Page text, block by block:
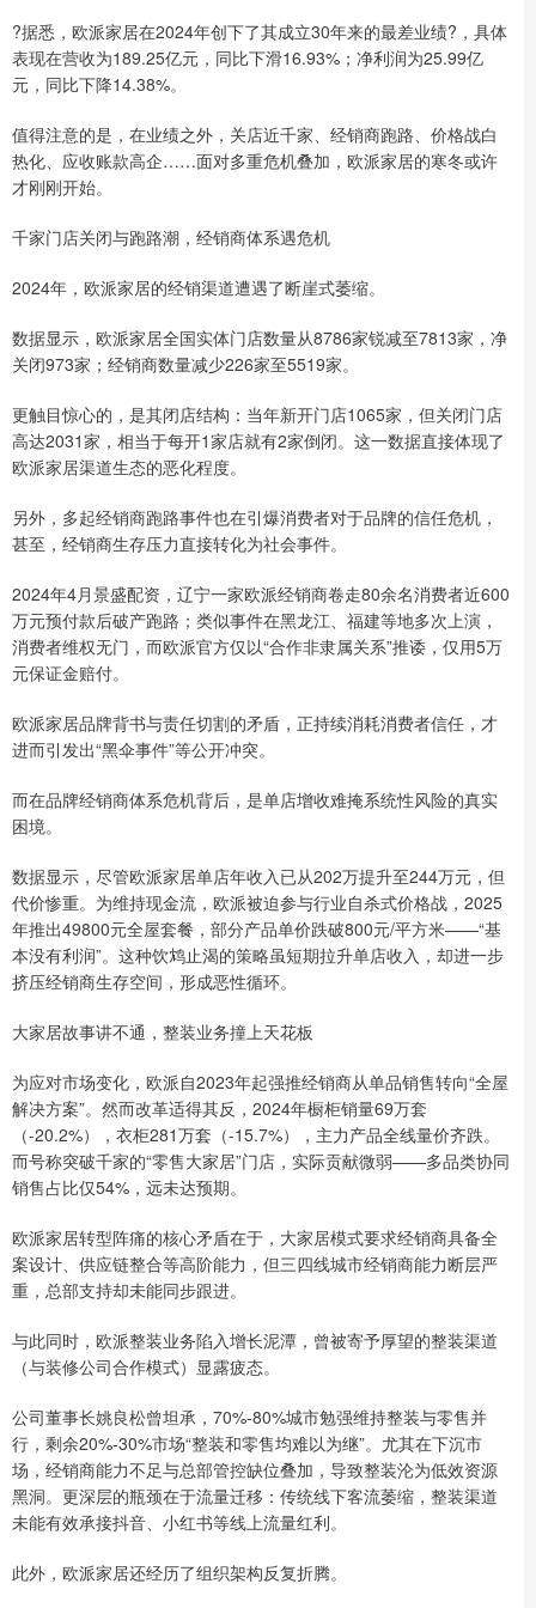
?据悉，欧派家居在2024年创下了其成立30年来的最差业绩?，具体
表现在营收为189.25亿元，同比下滑16.93%；净利润为25.99亿
元，同比下降14.38%。
值得注意的是，在业绩之外，关店近千家、经销商跑路、价格战白
热化、应收账款高企……面对多重危机叠加，欧派家居的寒冬或许
才刚刚开始。
千家门店关闭与跑路潮，经销商体系遇危机
2024年，欧派家居的经销渠道遭遇了断崖式萎缩。
数据显示，欧派家居全国实体门店数量从8786家锐减至7813家，净
关闭973家；经销商数量减少226家至5519家。
更触目惊心的，是其闭店结构：当年新开门店1065家，但关闭门店
高达2031家，相当于每开1家店就有2家倒闭。这一数据直接体现了
欧派家居渠道生态的恶化程度。
另外，多起经销商跑路事件也在引爆消费者对于品牌的信任危机，
甚至，经销商生存压力直接转化为社会事件。
2024年4月景盛配资，辽宁一家欧派经销商卷走80余名消费者近600
万元预付款后破产跑路；类似事件在黑龙江、福建等地多次上演，
消费者维权无门，而欧派官方仅以“合作非隶属关系”推诿，仅用5万
元保证金赔付。
欧派家居品牌背书与责任切割的矛盾，正持续消耗消费者信任，才
进而引发出“黑伞事件”等公开冲突。
而在品牌经销商体系危机背后，是单店增收难掩系统性风险的真实
困境。
数据显示，尽管欧派家居单店年收入已从202万提升至244万元，但
代价惨重。为维持现金流，欧派被迫参与行业自杀式价格战，2025
年推出49800元全屋套餐，部分产品单价跌破800元/平方米——“基
本没有利润”。这种饮鸩止渴的策略虽短期拉升单店收入，却进一步
挤压经销商生存空间，形成恶性循环。
大家居故事讲不通，整装业务撞上天花板
为应对市场变化，欧派自2023年起强推经销商从单品销售转向“全屋
解决方案”。然而改革适得其反，2024年橱柜销量69万套
（-20.2%），衣柜281万套（-15.7%），主力产品全线量价齐跌。
而号称突破千家的“零售大家居”门店，实际贡献微弱——多品类协同
销售占比仅54%，远未达预期。
欧派家居转型阵痛的核心矛盾在于，大家居模式要求经销商具备全
案设计、供应链整合等高阶能力，但三四线城市经销商能力断层严
重，总部支持却未能同步跟进。
与此同时，欧派整装业务陷入增长泥潭，曾被寄予厚望的整装渠道
（与装修公司合作模式）显露疲态。
公司董事长姚良松曾坦承，70%-80%城市勉强维持整装与零售并
行，剩余20%-30%市场“整装和零售均难以为继”。尤其在下沉市
场，经销商能力不足与总部管控缺位叠加，导致整装沦为低效资源
黑洞。更深层的瓶颈在于流量迁移：传统线下客流萎缩，整装渠道
未能有效承接抖音、小红书等线上流量红利。
此外，欧派家居还经历了组织架构反复折腾。